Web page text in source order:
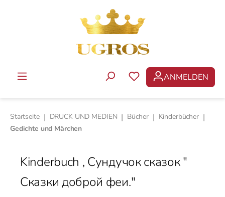
DU HAST 0
ANMELDEN
Startseite | DRUCK UND MEDIEN | Bücher | Kinderbücher |
Gedichte und Märchen
Kinderbuch , Сундучок сказок "
Сказки доброй феи."